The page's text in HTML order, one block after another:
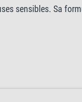
sensibles. Sa
magnésium favorise
contribuant
AquaSafe
pendant